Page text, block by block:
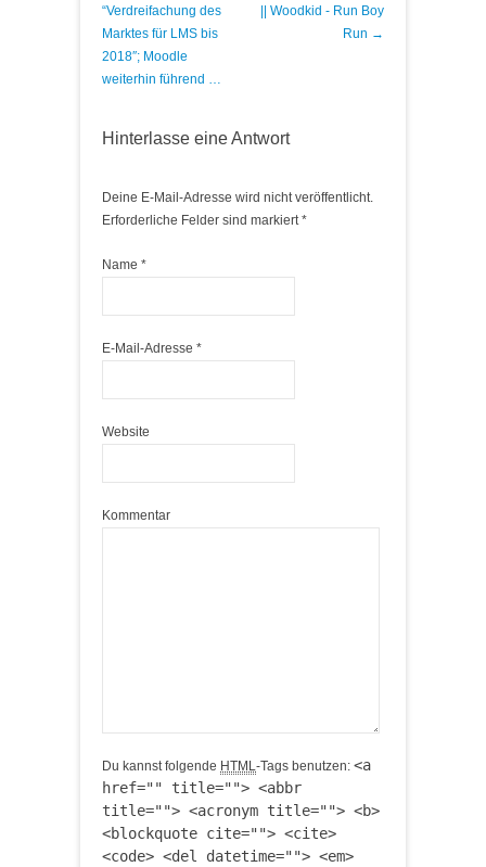
“Verdreifachung des
Marktes für LMS bis
2018″; Moodle
weiterhin führend …
|| Woodkid - Run Boy
Run →
Hinterlasse eine Antwort
Deine E-Mail-Adresse wird nicht veröffentlicht.
Erforderliche Felder sind markiert*
Name *
E-Mail-Adresse *
Website
Kommentar
Du kannst folgende HTML-Tags benutzen: <a
href="" title=""> <abbr
title=""> <acronym title=""> <b>
<blockquote cite=""> <cite>
<code> <del datetime=""> <em>